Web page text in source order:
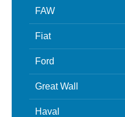
FAW
Fiat
Ford
Great Wall
Haval